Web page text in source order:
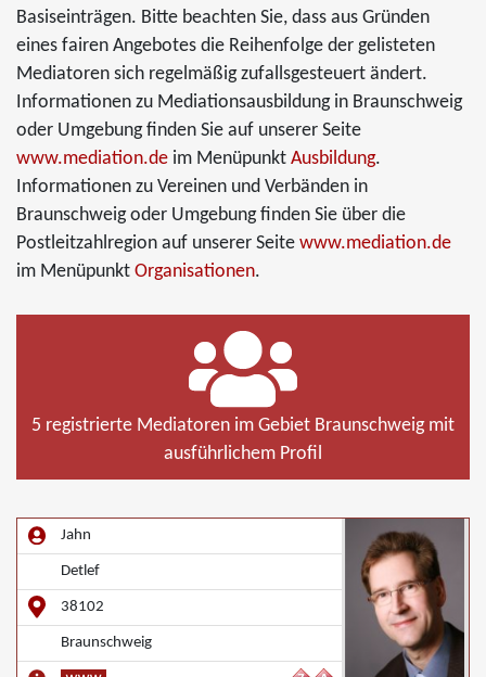
Basiseinträgen. Bitte beachten Sie, dass aus Gründen
eines fairen Angebotes die Reihenfolge der gelisteten
Mediatoren sich regelmäßig zufallsgesteuert ändert.
Informationen zu Mediationsausbildung in Braunschweig
oder Umgebung finden Sie auf unserer Seite
www.mediation.de im Menüpunkt Ausbildung.
Informationen zu Vereinen und Verbänden in
Braunschweig oder Umgebung finden Sie über die
Postleitzahlregion auf unserer Seite www.mediation.de
im Menüpunkt Organisationen.
5 registrierte Mediatoren im Gebiet Braunschweig mit
ausführlichem Profil
Jahn
Detlef
38102
Braunschweig